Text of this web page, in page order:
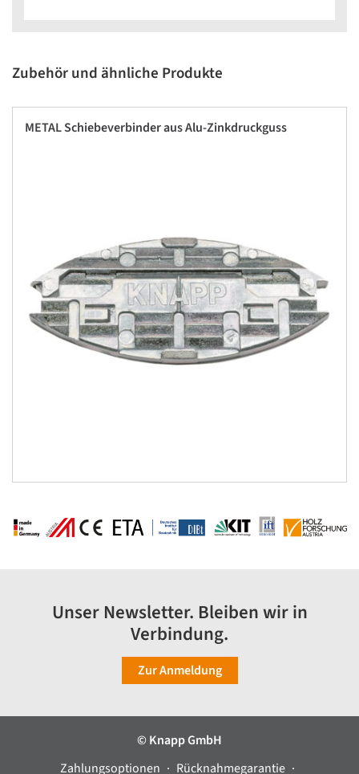
Zubehör und ähnliche Produkte
METAL Schiebeverbinder aus Alu-Zinkdruckguss
Unser Newsletter. Bleiben wir in
Verbindung.
Zur Anmeldung
© Knapp GmbH
Zahlungsoptionen
Rücknahmegarantie